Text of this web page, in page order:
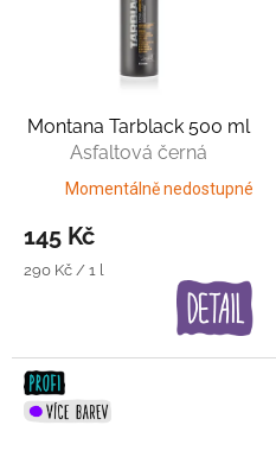
Montana Tarblack 500 ml
Asfaltová černá
Momentálně nedostupné
145 Kč
Měrná
290 Kč / 1 l